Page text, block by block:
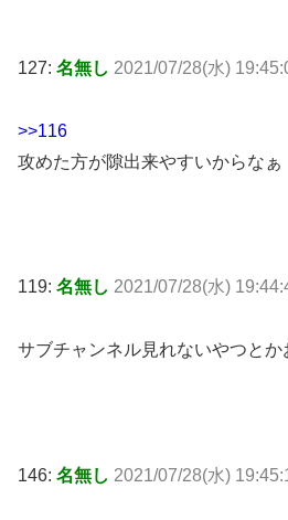
127: 名無し 2021/07/28(水)
>>116
攻めた方が隙出来やすいからなぁ
119: 名無し 2021/07/28(水)
サブチャンネル見れないやつとか
146: 名無し 2021/07/28(水)